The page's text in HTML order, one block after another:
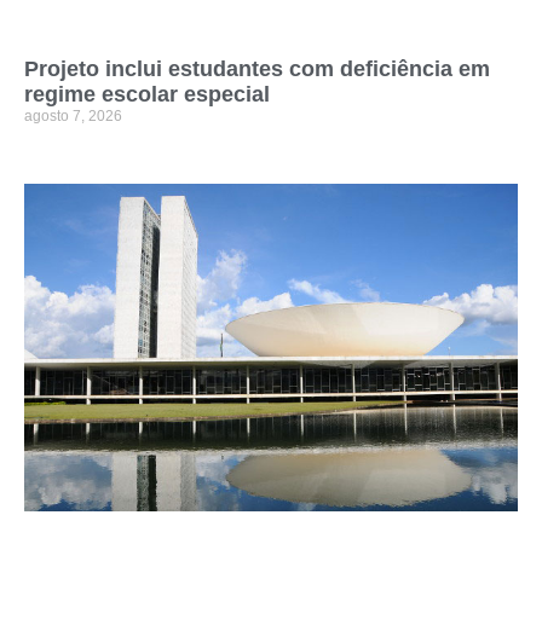
Projeto inclui estudantes com deficiência em
regime escolar especial
agosto 7, 2026